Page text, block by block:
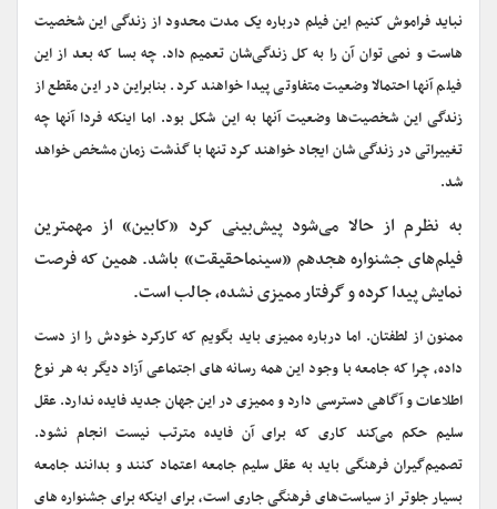
نباید فراموش کنیم این فیلم درباره یک مدت محدود از زندگی این شخصیت
هاست و نمی توان آن را به کل زندگی‌شان تعمیم داد. چه بسا که بعد از این
فیلم آنها احتمالا وضعیت متفاوتی پیدا خواهند کرد. بنابراین در این مقطع از
زندگی این شخصیت‌ها وضعیت آنها به این شکل بود. اما اینکه فردا آنها چه
تغییراتی در زندگی شان ایجاد خواهند کرد تنها با گذشت زمان مشخص خواهد
شد.
به نظرم از حالا می‌شود پیش‌بینی کرد «کابین» از مهمترین
فیلم‌های جشنواره هجدهم «سینماحقیقت» باشد. همین که فرصت
نمایش پیدا کرده و گرفتار ممیزی نشده، جالب است.
ممنون از لطفتان. اما درباره ممیزی باید بگویم که کارکرد خودش را از دست
داده، چرا که جامعه با وجود این همه رسانه های اجتماعی آزاد دیگر به هر نوع
اطلاعات و آگاهی دسترسی دارد و ممیزی در این جهان جدید فایده ندارد. عقل
سلیم حکم می‌کند کاری که برای آن فایده مترتب نیست انجام نشود.
تصمیم‌گیران فرهنگی باید به عقل سلیم جامعه اعتماد کنند و بدانند جامعه
بسیار جلوتر از سیاست‌های فرهنگی جاری است، برای اینکه برای جشنواره های